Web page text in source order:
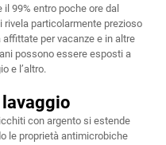
99% entro poche ore dal
rivela particolarmente prezioso
per vacanze e in altre
possono essere esposti a
e l’altro.
lavaggio
con argento si estende
le proprietà antimicrobiche